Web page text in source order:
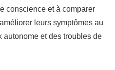
conscience et à comparer
leurs symptômes au
autonome et des troubles de